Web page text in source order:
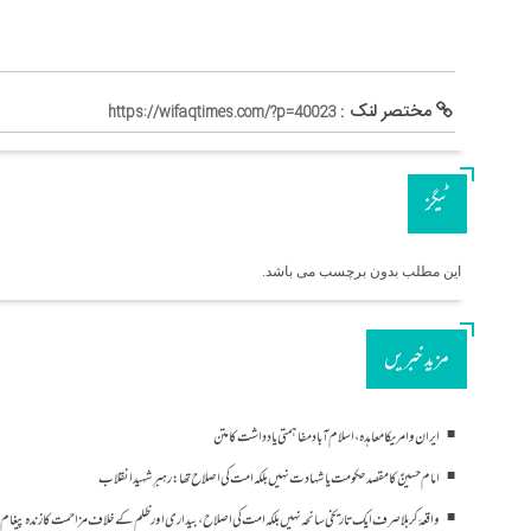
مختصر لنک :https://wifaqtimes.com/?p=40023
ٹیگز
این مطلب بدون برچسب می باشد.
مزید خبریں
ایران و امریکا معاہدہ، اسلام آباد مفاہمتی یادداشت کا متن
امام حسینؑ کا مقصد حکومت یا شہادت نہیں بلکہ امت کی اصلاح تھا: رہبرِ شہید انقلاب
واقعۂ کربلا صرف ایک تاریخی سانحہ نہیں بلکہ امت کی اصلاح، بیداری اور ظلم کے خلاف مزاحمت کا زندہ